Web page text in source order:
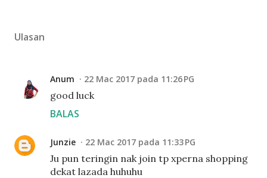
Ulasan
Anum 22 Mac 2017 pada 11:26 PG
good luck
BALAS
Junzie 22 Mac 2017 pada 11:33 PG
Ju pun teringin nak join tp xperna shopping
dekat lazada huhuhu